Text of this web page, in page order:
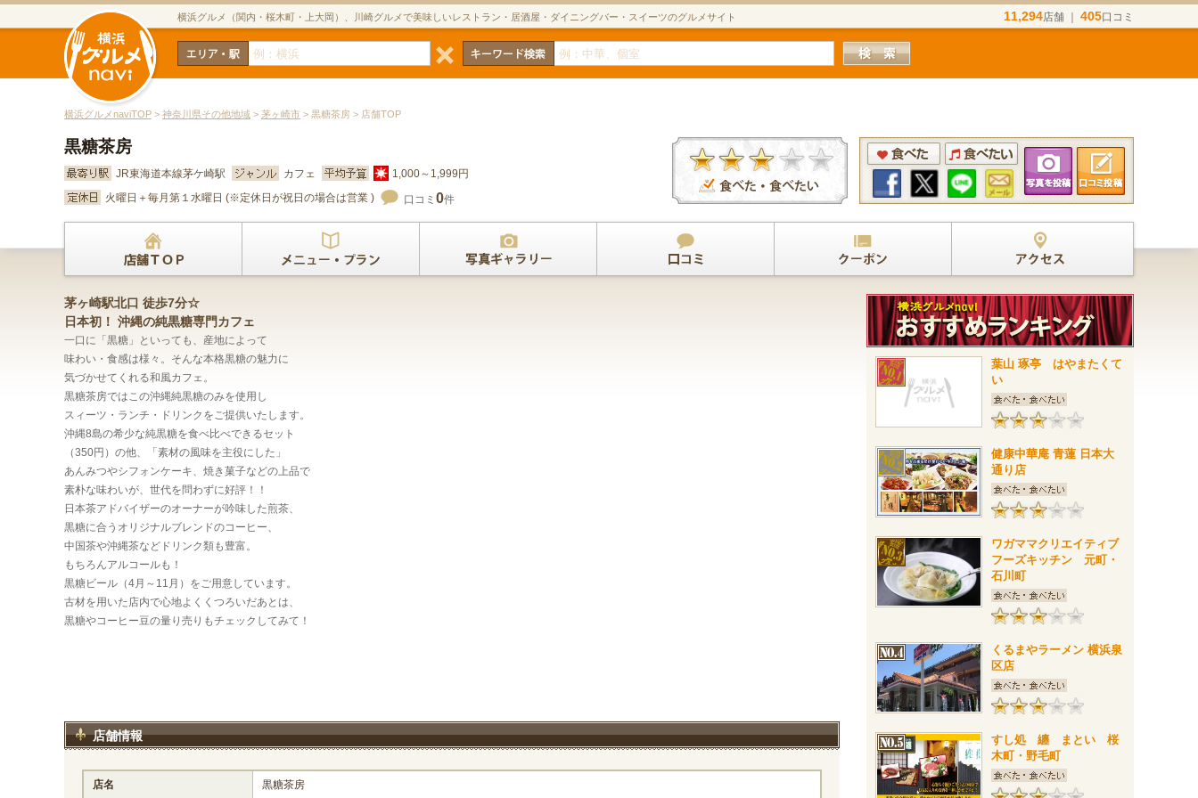
11,294店舗 ｜ 405口コミ
横浜グルメ（関内・桜木町・上大岡）、川崎グルメで美味しいレストラン・居酒屋・ダイニングバー・スイーツのグルメサイト
横浜グルメnaviTOP > 神奈川県その他地域 > 茅ヶ崎市 > 黒糖茶房 > 店舗TOP
黒糖茶房
JR東海道本線茅ケ崎駅 カフェ
1,000～1,999円
火曜日＋毎月第１水曜日 (※定休日が祝日の場合は営業 )
口コミ 0件
茅ヶ崎駅北口 徒歩7分☆
日本初！ 沖縄の純黒糖専門カフェ
一口に「黒糖」といっても、産地によって
味わい・食感は様々。そんな本格黒糖の魅力に
気づかせてくれる和風カフェ。
黒糖茶房ではこの沖縄純黒糖のみを使用し
スィーツ・ランチ・ドリンクをご提供いたします。
沖縄8島の希少な純黒糖を食べ比べできるセット
（350円）の他、「素材の風味を主役にした」
あんみつやシフォンケーキ、焼き菓子などの上品で
素朴な味わいが、世代を問わずに好評！！
日本茶アドバイザーのオーナーが吟味した煎茶、
黒糖に合うオリジナルブレンドのコーヒー、
中国茶や沖縄茶などドリンク類も豊富。
もちろんアルコールも！
黒糖ビール（4月～11月）をご用意しています。
古材を用いた店内で心地よくくつろいだあとは、
黒糖やコーヒー豆の量り売りもチェックしてみて！
店舗情報
店名 黒糖茶房
葉山 琢亭 はやまたくて
い
健康中華庵 青蓮 日本大
通り店
ワガママクリエイティブ
フーズキッチン 元町・
石川町
くるまやラーメン 横浜泉
区店
すし処 纏 まとい 桜
木町・野毛町